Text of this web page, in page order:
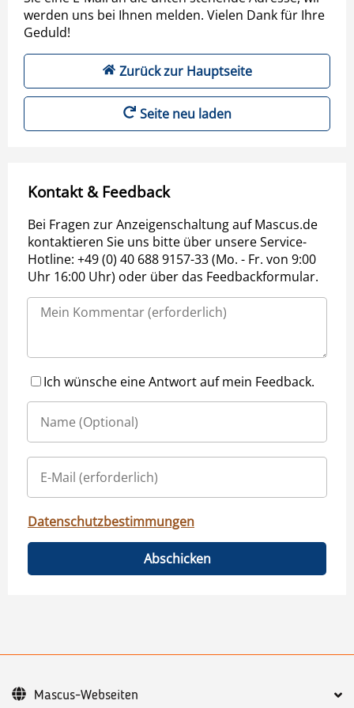
werden uns bei Ihnen melden. Vielen Dank für Ihre
Geduld!
Zurück zur Hauptseite
Seite neu laden
Kontakt & Feedback
Bei Fragen zur Anzeigenschaltung auf Mascus.de
kontaktieren Sie uns bitte über unsere Service-
Hotline: +49 (0) 40 688 9157-33 (Mo. - Fr. von 9:00
Uhr 16:00 Uhr) oder über das Feedbackformular.
Ich wünsche eine Antwort auf mein Feedback.
Datenschutzbestimmungen
Abschicken
Mascus-Webseiten